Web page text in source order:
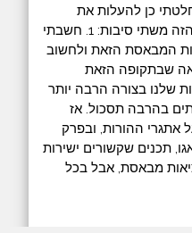
כן להעלות את
הפרק דווקא בתוך כל הבלאגן הזה משתי סיבות: 1. חשבתי
המבאסת הזאת ולחשוב
אחרים; ו-2. נראה שבתקופה הזאת
שלנו בצורה הרבה יותר
בהרבה תסכול. אז
אתגרי ההורות, ובפרק
תכנים שקשורים ישירות
מבאסת, אבל בכל